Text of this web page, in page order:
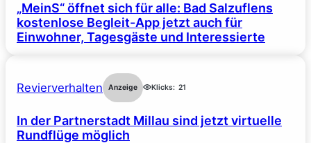
„MeinS“ öffnet sich für alle: Bad Salzuflens
kostenlose Begleit-App jetzt auch für
Einwohner, Tagesgäste und Interessierte
Revierverhalten Anzeige Klicks: 21
In der Partnerstadt Millau sind jetzt virtuelle
Rundflüge möglich